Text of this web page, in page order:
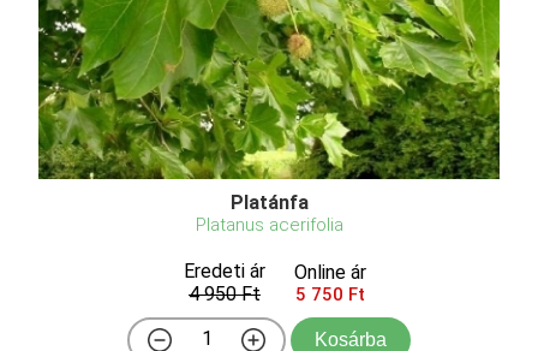
Platánfa
Platanus acerifolia
Eredeti ár
4 950 Ft
Online ár
5 750 Ft
Kosárba